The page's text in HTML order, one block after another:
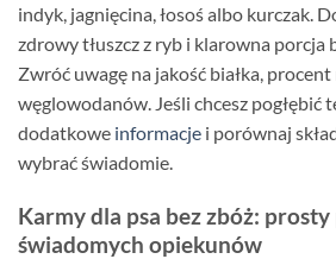
indyk, jagnięcina, łosoś albo kurczak.
zdrowy tłuszcz z ryb i klarowna porcja
Zwróć uwagę na jakość białka,
węglowodanów. Jeśli chcesz pogłębić
dodatkowe informacje i porównaj
wybrać świadomie.
Karmy dla psa bez zbóż:
świadomych opiekunów